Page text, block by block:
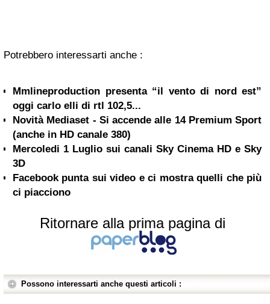
Potrebbero interessarti anche :
Mmlineproduction presenta “il vento di nord est”
oggi carlo elli di rtl 102,5...
Novità Mediaset - Si accende alle 14 Premium Sport
(anche in HD canale 380)
Mercoledi 1 Luglio sui canali Sky Cinema HD e Sky
3D
Facebook punta sui video e ci mostra quelli che più
ci piacciono
Ritornare alla prima pagina di
Possono interessarti anche questi articoli :